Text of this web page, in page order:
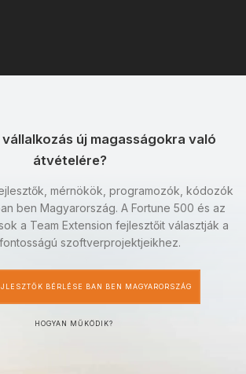
vállalkozás új magasságokra való
átvételére?
mérnökök, programozók, kódozók
ben Magyarország. A Fortune 500 és az
a Team Extension fejlesztőit választják a
szoftverprojektjeikhez.
BÉRLÉSE BAN BEN MAGYARORSZÁG
HOGYAN MŰKÖDIK?